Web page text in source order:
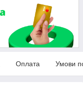
Оплата Умови